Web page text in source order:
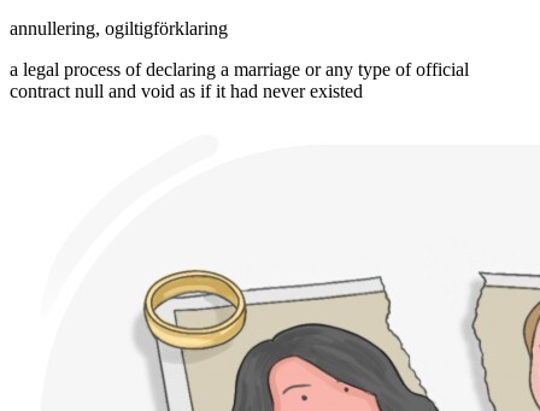
annullering, ogiltigförklaring
a legal process of declaring a marriage or any type of official
contract null and void as if it had never existed